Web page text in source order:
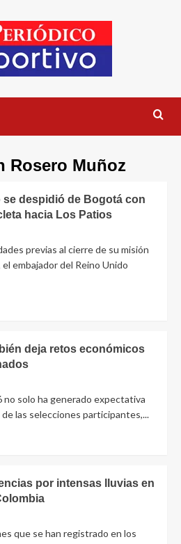
Rosero Muñoz
se despidió de Bogotá con
hacia Los Patios
previas al cierre de su misión
embajador del Reino Unido
deja retos económicos
no solo ha generado expectativa
las selecciones participantes,...
por intensas lluvias en
que se han registrado en los